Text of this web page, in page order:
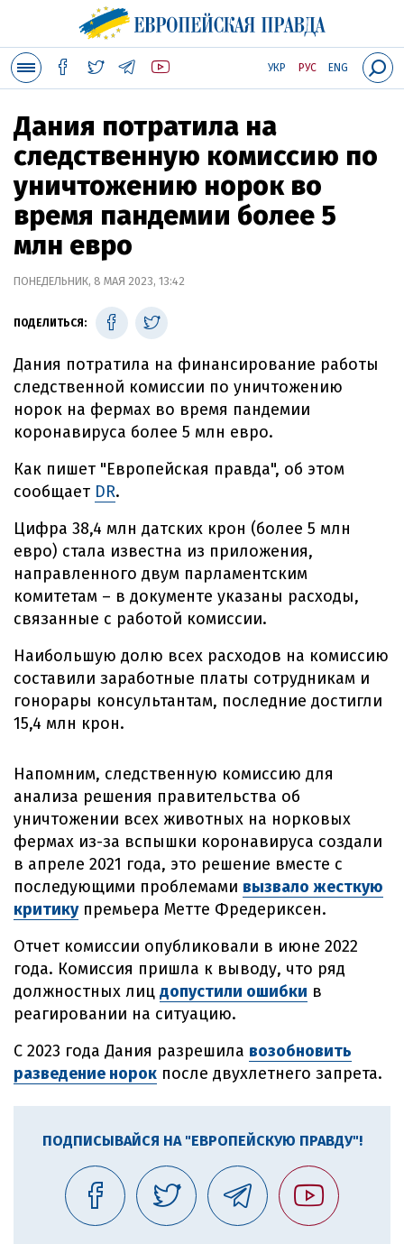
УКР РУС ENG
Дания потратила на
следственную комиссию по
уничтожению норок во
время пандемии более 5
млн евро
ПОНЕДЕЛЬНИК, 8 МАЯ 2023, 13:42
ПОДЕЛИТЬСЯ:
Дания потратила на финансирование работы
следственной комиссии по уничтожению
норок на фермах во время пандемии
коронавируса более 5 млн евро.
Как пишет "Европейская правда", об этом
сообщает DR.
Цифра 38,4 млн датских крон (более 5 млн
евро) стала известна из приложения,
направленного двум парламентским
комитетам – в документе указаны расходы,
связанные с работой комиссии.
Наибольшую долю всех расходов на комиссию
составили заработные платы сотрудникам и
гонорары консультантам, последние достигли
15,4 млн крон.
Напомним, следственную комиссию для
анализа решения правительства об
уничтожении всех животных на норковых
фермах из-за вспышки коронавируса создали
в апреле 2021 года, это решение вместе с
последующими проблемами вызвало жесткую
критикупремьера Метте Фредериксен.
Отчет комиссии опубликовали в июне 2022
года. Комиссия пришла к выводу, что ряд
должностных лиц допустили ошибки в
реагировании на ситуацию.
С 2023 года Дания разрешила возобновить
разведение норок после двухлетнего запрета.
ПОДПИСЫВАЙСЯ НА "ЕВРОПЕЙСКУЮ ПРАВДУ"!